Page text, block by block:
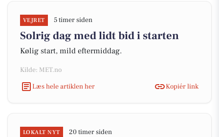
VEJRET 5 timer siden
Solrig dag med lidt bid i starten
Kølig start, mild eftermiddag.
Kilde: MET.no
Læs hele artiklen her
Kopiér link
LOKALT NYT 20 timer siden